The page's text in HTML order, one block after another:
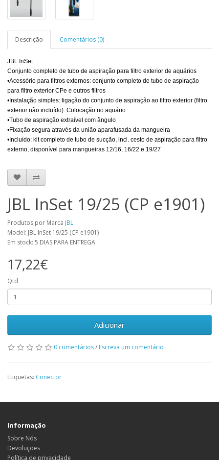
Descrição Comentários (0)
JBL InSet
Conjunto completo de tubo de aspiração para filtro exterior de aquários
•Acessório para filtros externos: conjunto completo de tubo de aspiração
para filtro exterior CPe e outros filtros
•Instalação simples: ligação do conjunto de aspiração ao filtro exterior (filtro
exterior não incluído). Colocação no aquário
•Tubo de aspiração extraível com ângulo
•Fixação segura através da união aparafusada da mangueira
•Incluído: kit completo de tubo de sucção, incl. cesto de aspiração para filtro
externo, disponível para mangueiras 12/16, 16/22 e 19/27
JBL InSet 19/25 (CP e1901)
Produtos por Marca JBL
Model: JBL InSet 19/25 (CP e1901)
Em stock: 5 DIAS PARA ENTREGA
17,22€
Qtd
Adicionar
0 comentários/ Escreva um comentário
Etiquetas: Conector
Informação
Sobre Nós
Devoluções
Política de privacidade